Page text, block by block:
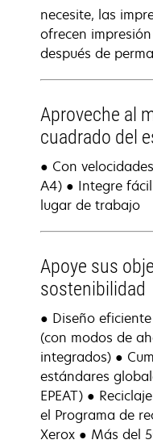
necesite, las
ofrecen
después de
Aproveche al
cuadrado del
● Con
A4) ● Integre
lugar de trabajo
Apoye sus
sostenibilidad
● Diseño
(con modos de
integrados) ●
estándares
EPEAT) ●
el Programa de
Xerox ● Más del